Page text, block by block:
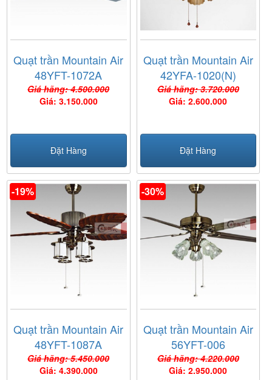
Quạt trần Mountain Air
48YFT-1072A
Giá hãng: 4.500.000
Giá: 3.150.000
Đặt Hàng
Quạt trần Mountain Air
42YFA-1020(N)
Giá hãng: 3.720.000
Giá: 2.600.000
Đặt Hàng
-19%
Quạt trần Mountain Air
48YFT-1087A
Giá hãng: 5.450.000
Giá: 4.390.000
-30%
Quạt trần Mountain Air
56YFT-006
Giá hãng: 4.220.000
Giá: 2.950.000